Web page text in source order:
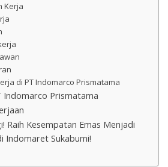
Kerja
di PT Indomarco Prismatama
Indomarco Prismatama
Raih Kesempatan Emas Menjadi
Indomaret Sukabumi!